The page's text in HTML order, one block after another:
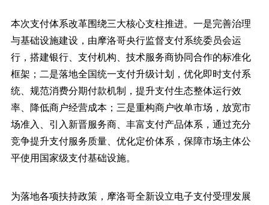
本次支付体系改革围绕三大核心支柱推进。一是完善治理
与基础设施建设，由摩洛哥央行监督支付系统委员会运
行，搭建银行、支付机构、技术服务商协同合作的标准化
框架；二是落地全国统一支付升级计划，优化即时支付系
统、规范消费分期付款机制，提升支付生态整体运行效
率、降低商户经营成本；三是重构商户收单市场，放宽市
场准入、引入新晋服务商、丰富支付产品体系，通过充分
竞争提升支付服务质量、优化定价体系，保障市场主体公
平使用国家级支付基础设施。
为落地各项扶持政策，摩洛哥全新设立电子支付受理发展